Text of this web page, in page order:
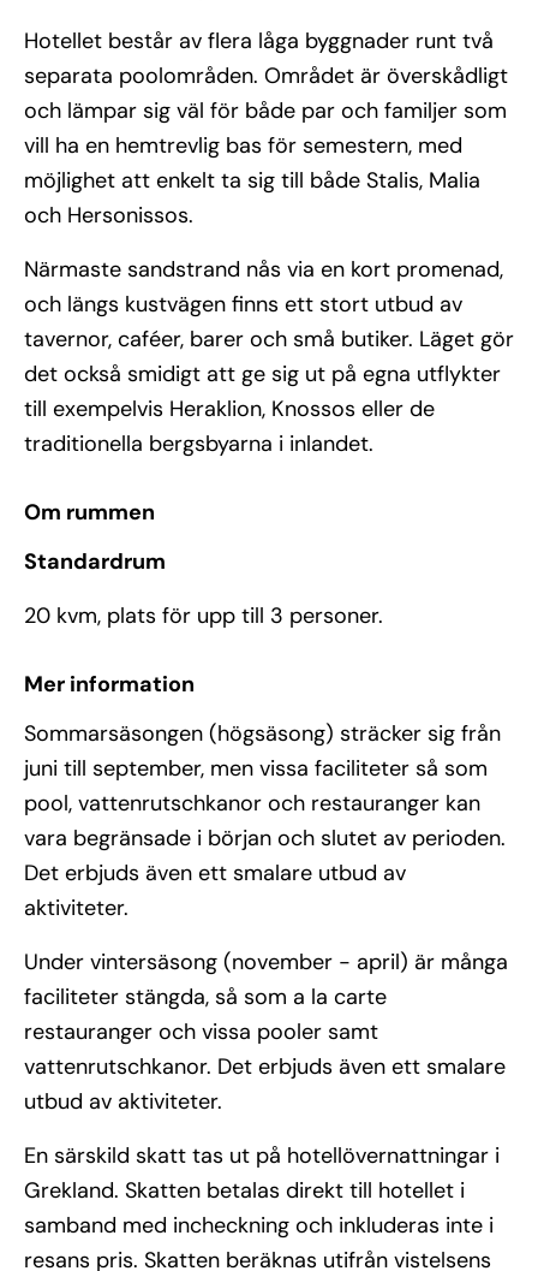
Hotellet består av flera låga byggnader runt två
separata poolområden. Området är överskådligt
och lämpar sig väl för både par och familjer som
vill ha en hemtrevlig bas för semestern, med
möjlighet att enkelt ta sig till både Stalis, Malia
och Hersonissos.
Närmaste sandstrand nås via en kort promenad,
och längs kustvägen finns ett stort utbud av
tavernor, caféer, barer och små butiker. Läget gör
det också smidigt att ge sig ut på egna utflykter
till exempelvis Heraklion, Knossos eller de
traditionella bergsbyarna i inlandet.
Om rummen
Standardrum
20 kvm, plats för upp till 3 personer.
Mer information
Sommarsäsongen (högsäsong) sträcker sig från
juni till september, men vissa faciliteter så som
pool, vattenrutschkanor och restauranger kan
vara begränsade i början och slutet av perioden.
Det erbjuds även ett smalare utbud av
aktiviteter.
Under vintersäsong (november - april) är många
faciliteter stängda, så som a la carte
restauranger och vissa pooler samt
vattenrutschkanor. Det erbjuds även ett smalare
utbud av aktiviteter.
En särskild skatt tas ut på hotellövernattningar i
Grekland. Skatten betalas direkt till hotellet i
samband med incheckning och inkluderas inte i
resans pris. Skatten beräknas utifrån vistelsens